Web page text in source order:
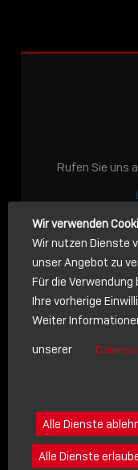
USB-C ÜBER
USB-C-
STABILE 10
LINDY ACADEMY
JETZT
Rufen Sie uns
Schreiben Sie
Wir verwenden
Wir nutzen Dienste
unser Angebot zu
Für die
Ihre vorherige
Weiter
unserer
Alle Dienste
Alle Dienste